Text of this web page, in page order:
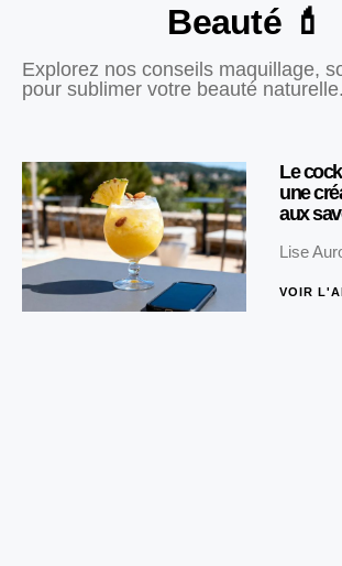
Beauté 💄
Explorez nos conseils maquillage,
pour sublimer votre beauté naturelle.
Le
une
aux
Lise
VOIR